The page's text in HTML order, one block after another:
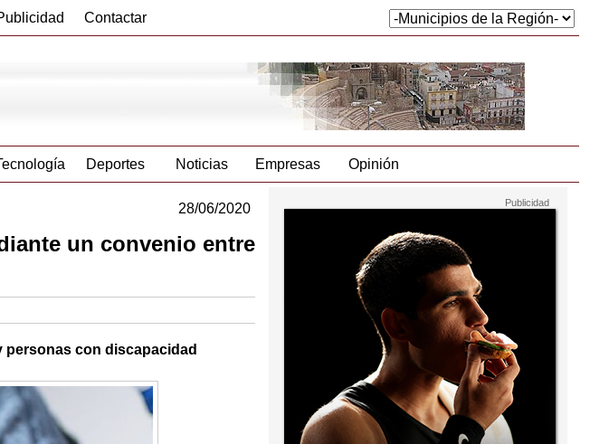
Contactar
Deportes Noticias Empresas Opinión
28/06/2020
un convenio entre
personas con discapacidad